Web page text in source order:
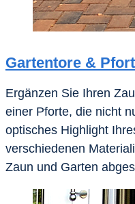
Gartentore &
Ergänzen Sie Ihren
einer Pforte, die nicht
optisches Highlight
verschiedenen
Zaun und Garten